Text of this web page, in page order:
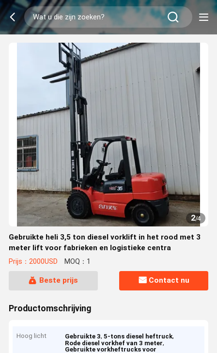
2/4
Gebruikte heli 3,5 ton diesel vorklift in het rood met 3
meter lift voor fabrieken en logistieke centra
Prijs：2000USD MOQ：1
Beste prijs Contact nu
Productomschrijving
Hoog licht Gebruikte 3,5-tons diesel heftruck,
Rode diesel vorkhef van 3 meter,
Gebruikte vorkheftrucks voor